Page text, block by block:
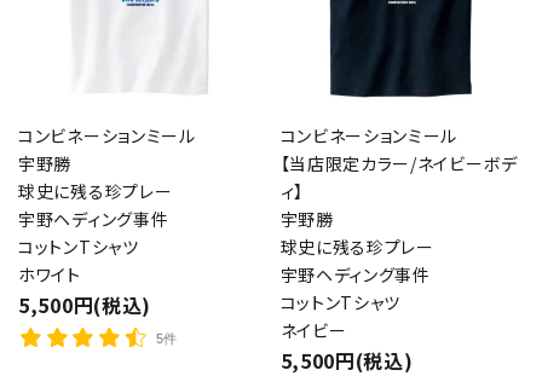
コンビネーションミール
宇野勝
球史に残る珍プレー
宇野ヘディング事件
コットンTシャツ
ホワイト
5,500円(税込)
5件
コンビネーションミール
【当店限定カラー/ネイビーボデ
ィ】
宇野勝
球史に残る珍プレー
宇野ヘディング事件
コットンTシャツ
ネイビー
5,500円(税込)